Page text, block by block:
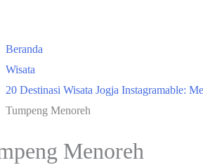
Beranda
Wisata
20 Destinasi Wisata Jogja Instagramable:
Tumpeng Menoreh
Menoreh